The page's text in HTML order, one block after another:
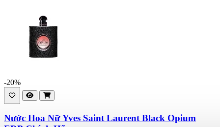
-20%
Nước Hoa Nữ Yves Saint Laurent Black Opium